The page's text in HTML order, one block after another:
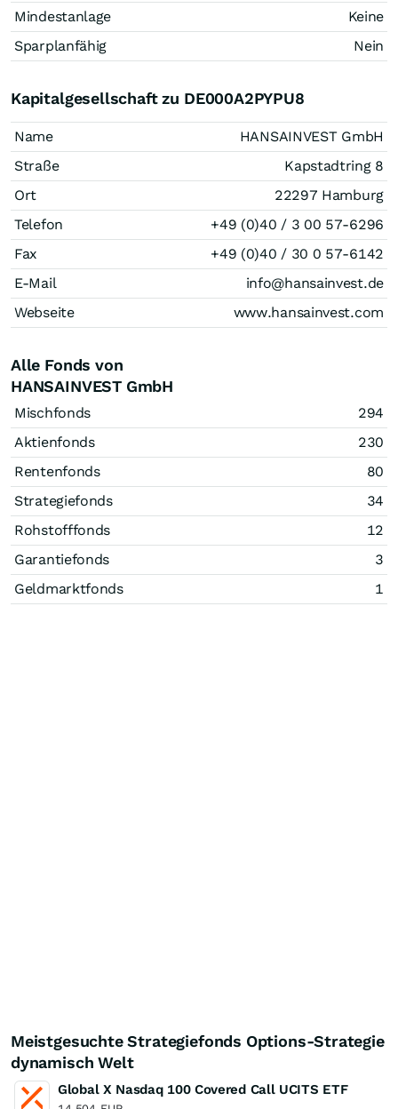
Mindestanlage
Keine
Sparplanfähig
Nein
Kapitalgesellschaft zu DE000A2PYPU8
Name
HANSAINVEST GmbH
Straße
Kapstadtring 8
Ort
22297 Hamburg
Telefon
+49 (0)40 / 3 00 57-6296
Fax
+49 (0)40 / 30 0 57-6142
E-Mail
info@hansainvest.de
Webseite
www.hansainvest.com
Alle Fonds von
HANSAINVEST GmbH
Mischfonds
294
Aktienfonds
230
Rentenfonds
80
Strategiefonds
34
Rohstofffonds
12
Garantiefonds
3
Geldmarktfonds
1
Meistgesuchte Strategiefonds Options-Strategie
dynamisch Welt
Global X Nasdaq 100 Covered Call UCITS ETF